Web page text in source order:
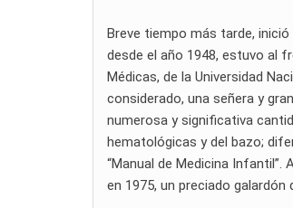
Breve tiempo más tarde,
desde el año 1948, estuvo al
Médicas, de la Universidad
considerado, una señera y
numerosa y significativa
hematológicas y del bazo;
“Manual de Medicina
en 1975, un preciado galardón